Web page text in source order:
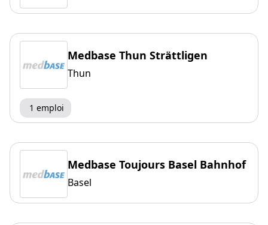
Medbase Thun Strättligen
Thun
1 emploi
Medbase Toujours Basel Bahnhof
Basel